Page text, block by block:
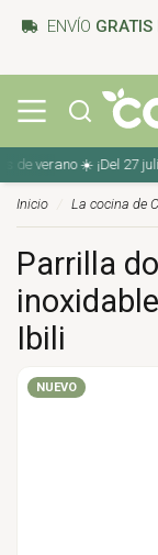
ENVÍO GRATIS
verano ☀️ ¡Del 27 julio
Inicio La cocina de
Parrilla
Ibili
NUEVO